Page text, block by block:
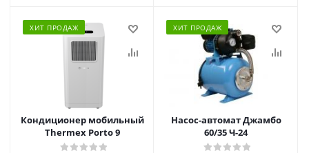
ХИТ ПРОДАЖ
Кондиционер мобильный
Thermex Porto 9
ХИТ ПРОДАЖ
Насос-автомат Джамбо
60/35 Ч-24